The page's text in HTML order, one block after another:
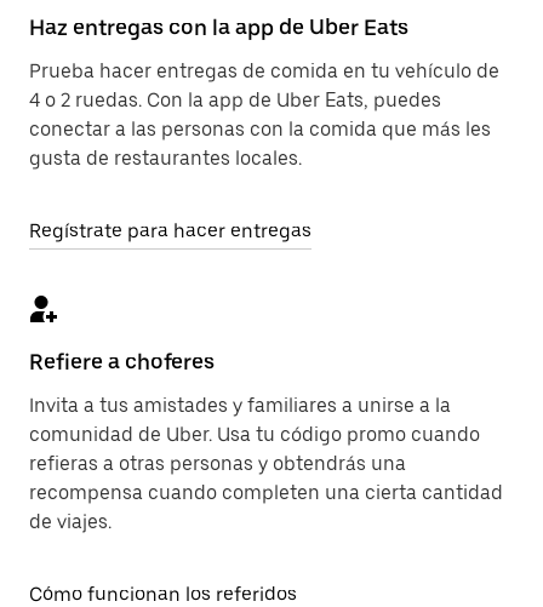
Haz entregas con la app de Uber Eats
Prueba hacer entregas de comida en tu vehículo de
4 o 2 ruedas. Con la app de Uber Eats, puedes
conectar a las personas con la comida que más les
gusta de restaurantes locales.
Regístrate para hacer entregas
Refiere a choferes
Invita a tus amistades y familiares a unirse a la
comunidad de Uber. Usa tu código promo cuando
refieras a otras personas y obtendrás una
recompensa cuando completen una cierta cantidad
de viajes.
Cómo funcionan los referidos